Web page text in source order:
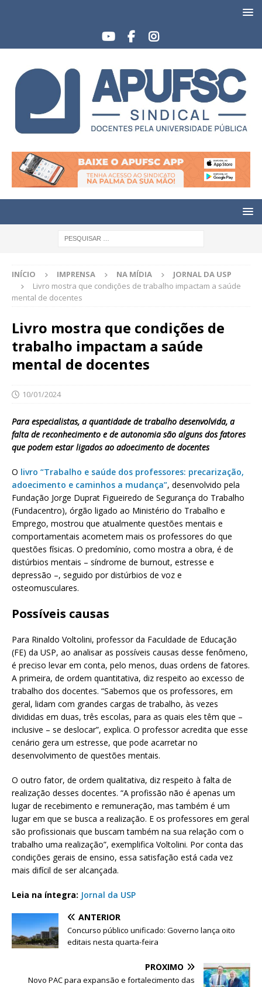
INÍCIO IMPRENSA NA MÍDIA
JORNAL DA USP
Livro mostra que condições de trabalho impactam a saúde
mental de docentes
Livro mostra que condições de
trabalho impactam a saúde
mental de docentes
10/01/2024
Para especialistas, a quantidade de trabalho desenvolvida, a
falta de reconhecimento e de autonomia são alguns dos fatores
que podem estar ligados ao adoecimento de docentes
O livro “Trabalho e saúde dos professores: precarização,
adoecimento e caminhos a mudança”, desenvolvido pela
Fundação Jorge Duprat Figueiredo de Segurança do Trabalho
(Fundacentro), órgão ligado ao Ministério do Trabalho e
Emprego, mostrou que atualmente questões mentais e
comportamentais acometem mais os professores do que
questões físicas. O predomínio, como mostra a obra, é de
distúrbios mentais – síndrome de burnout, estresse e
depressão –, seguido por distúrbios de voz e
osteomusculares.
Possíveis causas
Para Rinaldo Voltolini, professor da Faculdade de Educação
(FE) da USP, ao analisar as possíveis causas desse fenômeno,
é preciso levar em conta, pelo menos, duas ordens de fatores.
A primeira, de ordem quantitativa, diz respeito ao excesso de
trabalho dos docentes. “Sabemos que os professores, em
geral, lidam com grandes cargas de trabalho, às vezes
divididas em duas, três escolas, para as quais eles têm que –
inclusive – se deslocar”, explica. O professor acredita que esse
cenário gera um estresse, que pode acarretar no
desenvolvimento de questões mentais.
O outro fator, de ordem qualitativa, diz respeito à falta de
realização desses docentes. “A profissão não é apenas um
lugar de recebimento e remuneração, mas também é um
lugar em que se busca a realização. E os professores em geral
são profissionais que buscam também na sua relação com o
trabalho uma realização”, exemplifica Voltolini. Por conta das
condições gerais de ensino, essa satisfação está cada vez
mais difícil de ser alcançada.
Leia na íntegra: Jornal da USP
ANTERIOR
Concurso público unificado: Governo lança oito
editais nesta quarta-feira
PRÓXIMO
Novo PAC para expansão e fortalecimento das